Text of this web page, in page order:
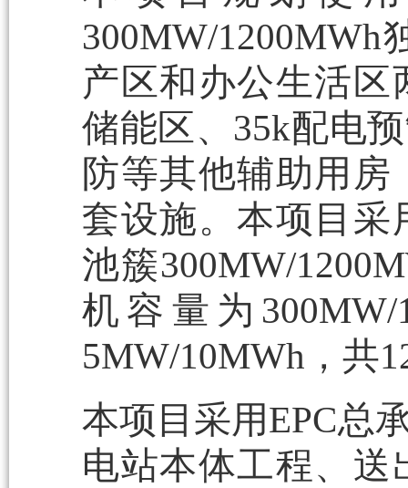
300MW/
产区和办公生活
储能区、35k配电
防等其他辅助用
套设施。本项目采
池簇300MW/
机容量为
5MW/10MWh，共
本项目采用EPC总
电站本体工程、